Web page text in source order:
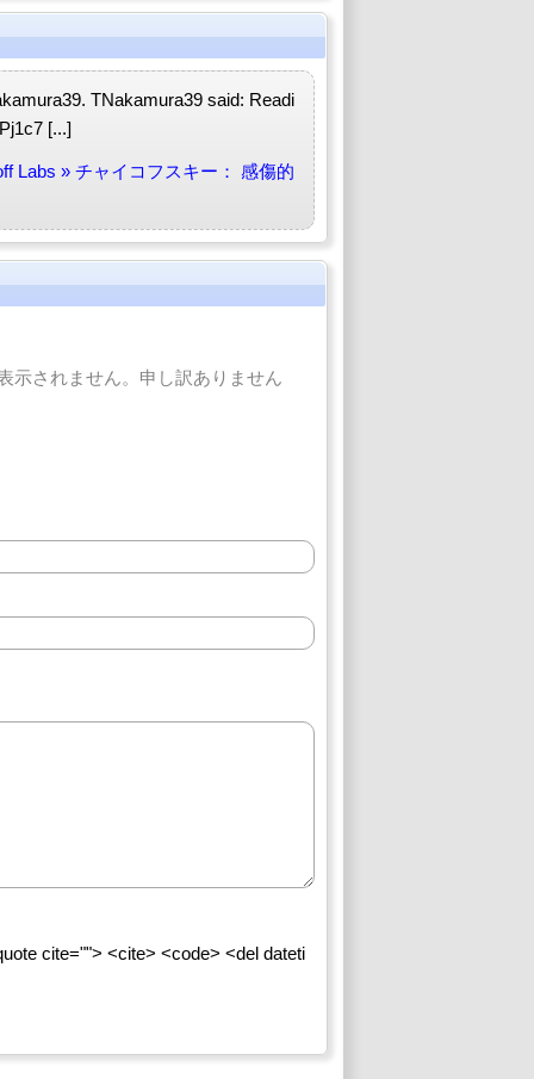
TNakamura39 said: Readi
[...]
Labs » チャイコフスキー： 感傷的
示されません。申し訳ありません
cite=""> <cite> <code> <del dateti